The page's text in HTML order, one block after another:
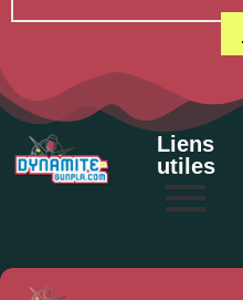
Liens
utiles